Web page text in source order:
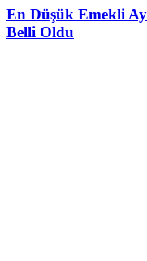
En Düşük Emekli
Belli Oldu